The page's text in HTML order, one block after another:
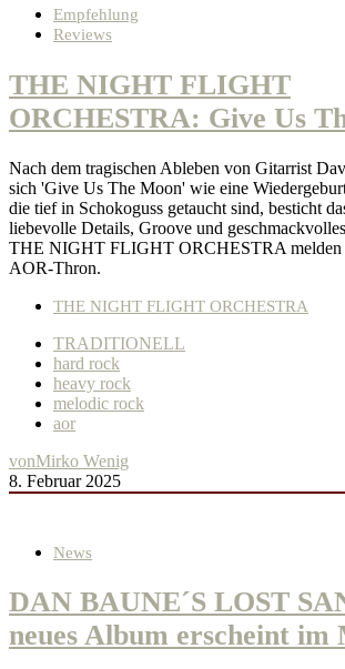
Empfehlung
Reviews
THE NIGHT FLIGHT
ORCHESTRA: Give Us
Nach dem tragischen Ableben von Gitarrist
sich 'Give Us The Moon' wie eine
die tief in Schokoguss getaucht sind, besticht
liebevolle Details, Groove und
THE NIGHT FLIGHT ORCHESTRA melden
AOR-Thron.
THE NIGHT FLIGHT ORCHESTRA
TRADITIONELL
hard rock
heavy rock
melodic rock
aor
vonMirko Wenig
8. Februar 2025
News
DAN BAUNE´S LOST
neues Album erscheint im